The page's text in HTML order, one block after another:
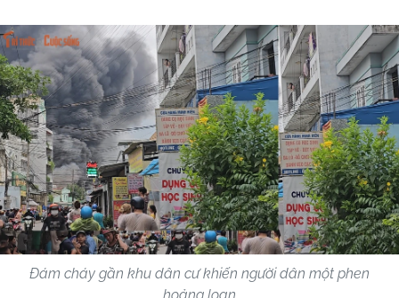
Đám cháy gần khu dân cư khiến người dân một phen